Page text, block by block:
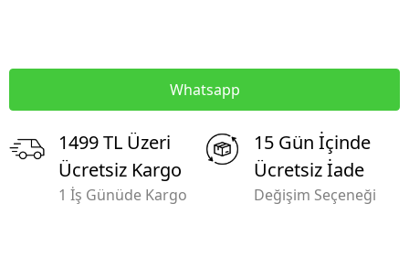
Whatsapp
1499 TL Üzeri
Ücretsiz Kargo
1 İş Günüde Kargo
15 Gün İçinde
Ücretsiz İade
Değişim Seçeneği